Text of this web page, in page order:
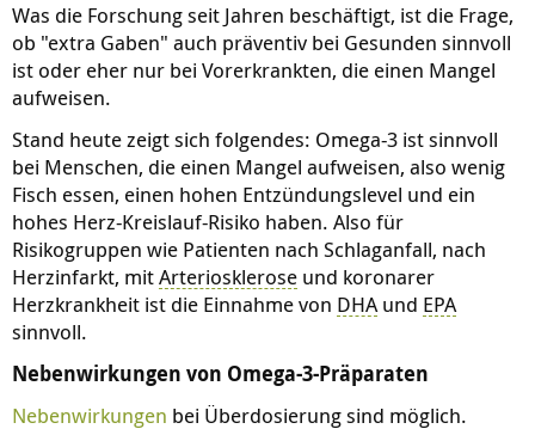
Was die Forschung seit Jahren beschäftigt, ist die Frage,
ob "extra Gaben" auch präventiv bei Gesunden sinnvoll
ist oder eher nur bei Vorerkrankten, die einen Mangel
aufweisen.
Stand heute zeigt sich folgendes: Omega-3 ist sinnvoll
bei Menschen, die einen Mangel aufweisen, also wenig
Fisch essen, einen hohen Entzündungslevel und ein
hohes Herz-Kreislauf-Risiko haben. Also für
Risikogruppen wie Patienten nach Schlaganfall, nach
Herzinfarkt, mitArteriosklerose und koronarer
Herzkrankheit ist die Einnahme von DHAund EPA
sinnvoll.
Nebenwirkungen von Omega-3-Präparaten
Nebenwirkungen bei Überdosierung sind möglich.